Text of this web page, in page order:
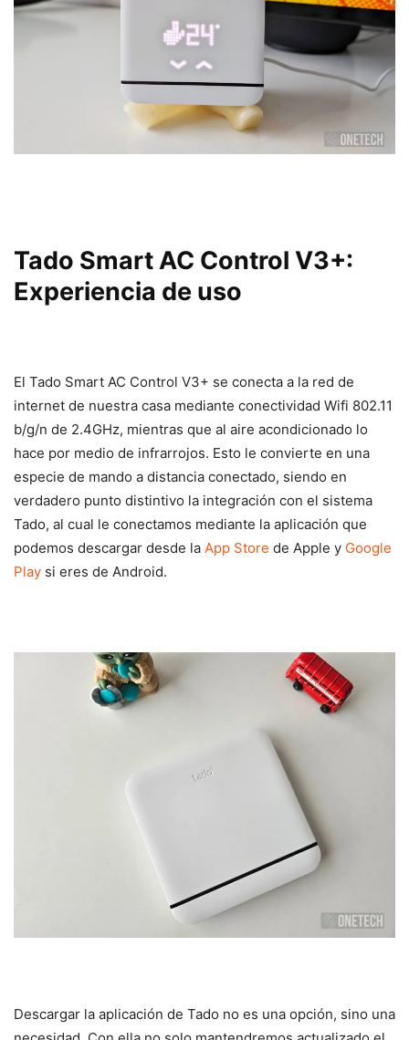
Tado Smart AC Control V3+:
Experiencia de uso
El Tado Smart AC Control V3+ se conecta a la red de
internet de nuestra casa mediante conectividad Wifi 802.11
b/g/n de 2.4GHz, mientras que al aire acondicionado lo
hace por medio de infrarrojos. Esto le convierte en una
especie de mando a distancia conectado, siendo en
verdadero punto distintivo la integración con el sistema
Tado, al cual le conectamos mediante la aplicación que
podemos descargar desde la App Store de Apple y Google
Play si eres de Android.
Descargar la aplicación de Tado no es una opción, sino una